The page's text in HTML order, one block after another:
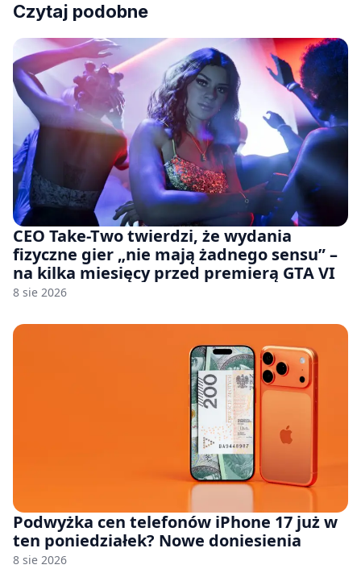
Czytaj podobne
CEO Take-Two twierdzi, że wydania
fizyczne gier „nie mają żadnego sensu” –
na kilka miesięcy przed premierą GTA VI
8 sie 2026
Podwyżka cen telefonów iPhone 17 już w
ten poniedziałek? Nowe doniesienia
8 sie 2026